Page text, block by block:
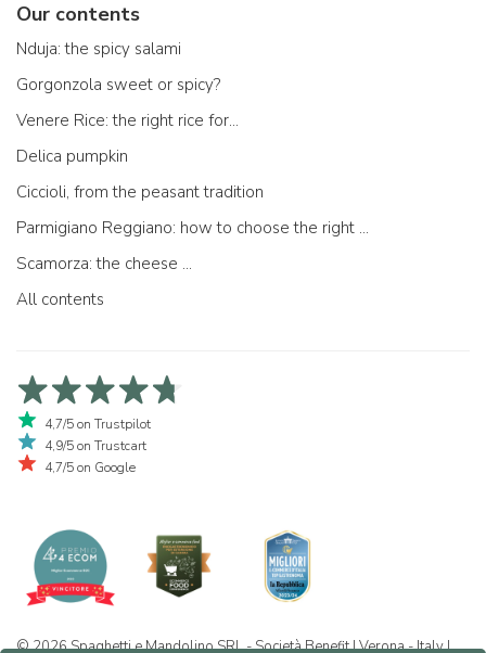
Our contents
Nduja: the spicy salami
Gorgonzola sweet or spicy?
Venere Rice: the right rice for...
Delica pumpkin
Ciccioli, from the peasant tradition
Parmigiano Reggiano: how to choose the right one
Scamorza: the cheese ...
All contents
4,7/5 on Trustpilot
4,9/5 on Trustcart
4,7/5 on Google
© 2026 Spaghetti e Mandolino SRL - Società Benefit | Verona - Italy |